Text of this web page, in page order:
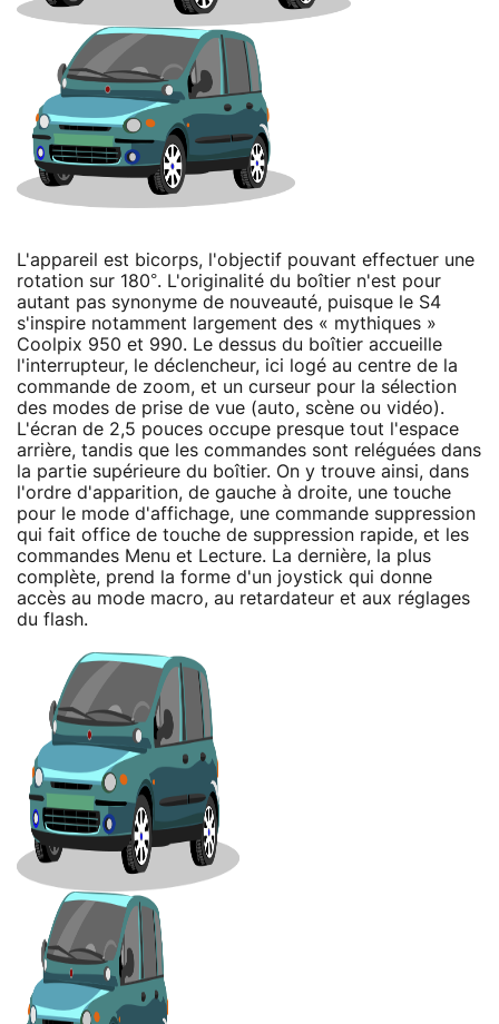
L'appareil est bicorps, l'objectif pouvant effectuer une
rotation sur 180°. L'originalité du boîtier n'est pour
autant pas synonyme de nouveauté, puisque le S4
s'inspire notamment largement des « mythiques »
Coolpix 950 et 990. Le dessus du boîtier accueille
l'interrupteur, le déclencheur, ici logé au centre de la
commande de zoom, et un curseur pour la sélection
des modes de prise de vue (auto, scène ou vidéo).
L'écran de 2,5 pouces occupe presque tout l'espace
arrière, tandis que les commandes sont reléguées dans
la partie supérieure du boîtier. On y trouve ainsi, dans
l'ordre d'apparition, de gauche à droite, une touche
pour le mode d'affichage, une commande suppression
qui fait office de touche de suppression rapide, et les
commandes Menu et Lecture. La dernière, la plus
complète, prend la forme d'un joystick qui donne
accès au mode macro, au retardateur et aux réglages
du flash.